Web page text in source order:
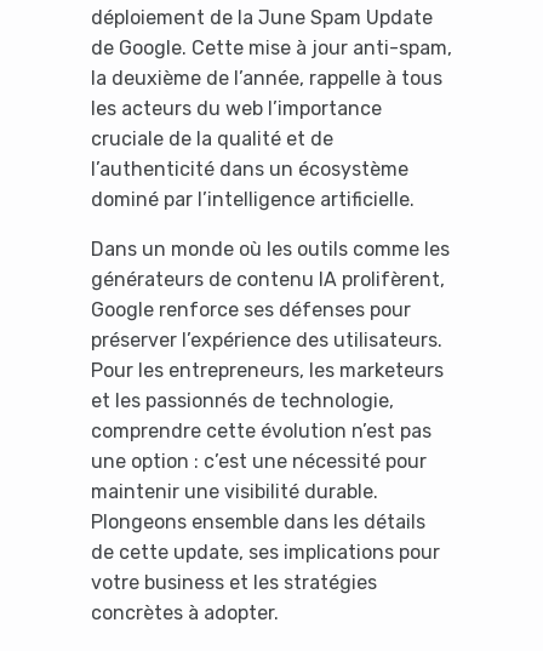
déploiement de la June Spam Update
de Google. Cette mise à jour anti-spam,
la deuxième de l’année, rappelle à tous
les acteurs du web l’importance
cruciale de la qualité et de
l’authenticité dans un écosystème
dominé par l’intelligence artificielle.
Dans un monde où les outils comme les
générateurs de contenu IA prolifèrent,
Google renforce ses défenses pour
préserver l’expérience des utilisateurs.
Pour les entrepreneurs, les marketeurs
et les passionnés de technologie,
comprendre cette évolution n’est pas
une option : c’est une nécessité pour
maintenir une visibilité durable.
Plongeons ensemble dans les détails
de cette update, ses implications pour
votre business et les stratégies
concrètes à adopter.